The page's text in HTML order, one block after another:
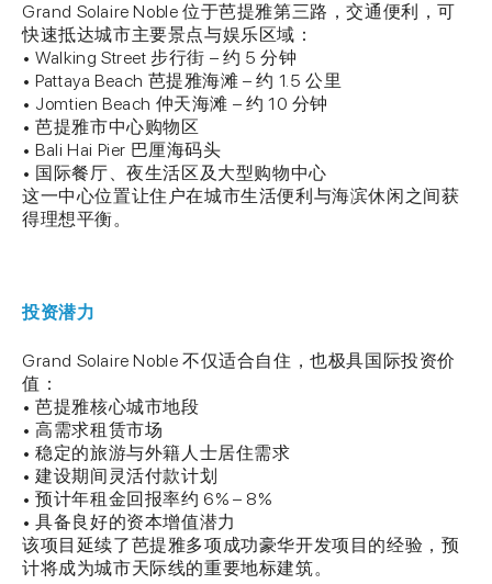
Grand Solaire Noble 位于芭提雅第三路，交通便利，可
快速抵达城市主要景点与娱乐区域：
• Walking Street 步行街 – 约 5 分钟
• Pattaya Beach 芭提雅海滩 – 约 1.5 公里
• Jomtien Beach 仲天海滩 – 约 10 分钟
• 芭提雅市中心购物区
• Bali Hai Pier 巴厘海码头
• 国际餐厅、夜生活区及大型购物中心
这一中心位置让住户在城市生活便利与海滨休闲之间获
得理想平衡。
投资潜力
Grand Solaire Noble 不仅适合自住，也极具国际投资价
值：
• 芭提雅核心城市地段
• 高需求租赁市场
• 稳定的旅游与外籍人士居住需求
• 建设期间灵活付款计划
• 预计年租金回报率约 6% – 8%
• 具备良好的资本增值潜力
该项目延续了芭提雅多项成功豪华开发项目的经验，预
计将成为城市天际线的重要地标建筑。